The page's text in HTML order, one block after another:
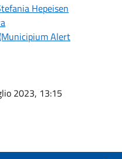
Hepeisen
Alert
2023, 13:15